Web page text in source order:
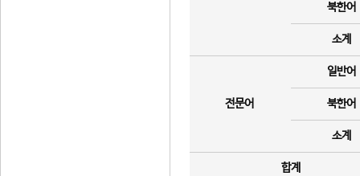
북한어
소계
전문어
일반어
북한어
소계
합계